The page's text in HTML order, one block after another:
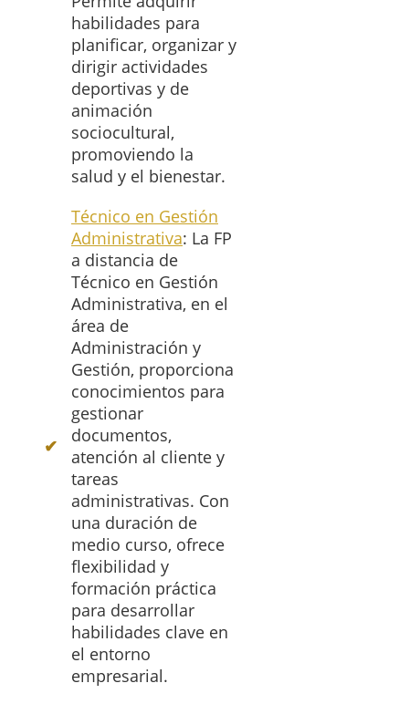
habilidades para
planificar, organizar y
dirigir actividades
deportivas y de
animación
sociocultural,
promoviendo la
salud y el bienestar.
Técnico en Gestión
Administrativa: La FP
a distancia de
Técnico en Gestión
Administrativa, en el
área de
Administración y
Gestión, proporciona
conocimientos para
gestionar
documentos,
atención al cliente y
tareas
administrativas. Con
una duración de
medio curso, ofrece
flexibilidad y
formación práctica
para desarrollar
habilidades clave en
el entorno
empresarial.